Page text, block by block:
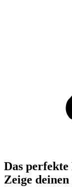
Das perfekte
Zeige